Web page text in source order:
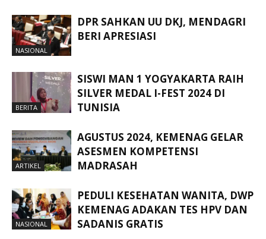
NASIONAL
DPR SAHKAN UU DKJ, MENDAGRI
BERI APRESIASI
BERITA
SISWI MAN 1 YOGYAKARTA RAIH
SILVER MEDAL I-FEST 2024 DI
TUNISIA
ARTIKEL
AGUSTUS 2024, KEMENAG GELAR
ASESMEN KOMPETENSI
MADRASAH
NASIONAL
PEDULI KESEHATAN WANITA, DWP
KEMENAG ADAKAN TES HPV DAN
SADANIS GRATIS